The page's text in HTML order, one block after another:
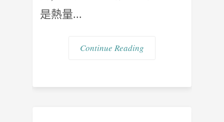
是熱量...
Continue Reading